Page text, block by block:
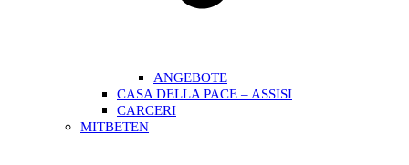
ANGEBOTE
CASA DELLA PACE – ASSISI
CARCERI
MITBETEN